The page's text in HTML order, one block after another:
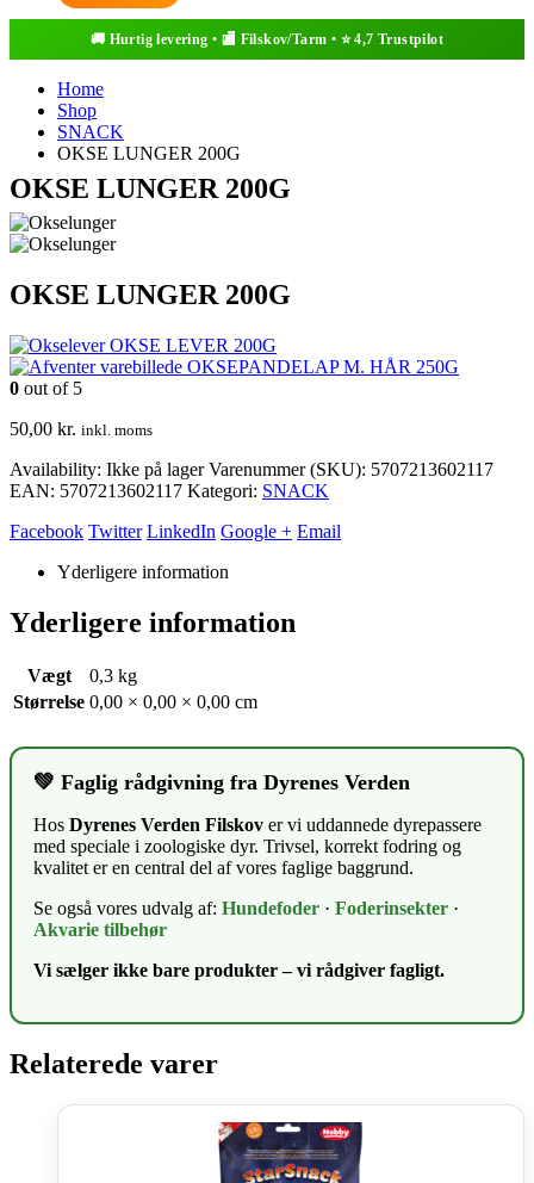
Home
Shop
SNACK
OKSE LUNGER 200G
OKSE LUNGER 200G
OKSE LUNGER 200G
OKSE LEVER 200G
OKSEPANDELAP M. HÅR 250G
0 out of 5
50,00 kr. inkl. moms
Availability: Ikke på lager Varenummer (SKU): 5707213602117
EAN: 5707213602117 Kategori: SNACK
Facebook Twitter LinkedIn Google + Email
Yderligere information
Yderligere information
Vægt
0,3 kg
Størrelse 0,00 × 0,00 × 0,00 cm
💚 Faglig rådgivning fra Dyrenes Verden
Hos Dyrenes Verden Filskov er vi uddannede dyrepassere
med speciale i zoologiske dyr. Trivsel, korrekt fodring og
kvalitet er en central del af vores faglige baggrund.
Se også vores udvalg af: Hundefoder · Foderinsekter ·
Akvarie tilbehør
Vi sælger ikke bare produkter – vi rådgiver fagligt.
Relaterede varer